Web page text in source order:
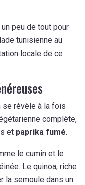
peu de tout pour
tunisienne au
locale de ce
se révèle à la fois
complète,
et paprika fumé.
le cumin et le
Le quinoa, riche
la semoule dans un